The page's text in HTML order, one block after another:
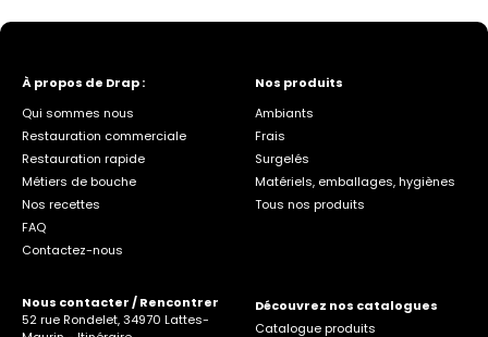
À propos de Drap :
Qui sommes nous
Restauration commerciale
Restauration rapide
Métiers de bouche
Nos recettes
FAQ
Contactez-nous
Nos produits
Ambiants
Frais
Surgelés
Matériels, emballages, hygiènes
Tous nos produits
Nous contacter / Rencontrer
52 rue Rondelet, 34970 Lattes-
Découvrez nos catalogues
Catalogue produits